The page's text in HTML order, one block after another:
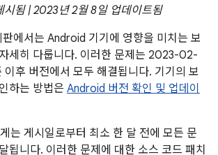
됨 | 2023년 2월 8일 업데이트됨
에서는 Android 기기에 영향을 미치는 보
세히 다룹니다. 이러한 문제는 2023-02-
후 버전에서 모두 해결됩니다. 기기의 보
하는 방법은 Android 버전 확인 및 업데이
는 게시일로부터 최소 한 달 전에 모든 문
됩니다. 이러한 문제에 대한 소스 코드 패치